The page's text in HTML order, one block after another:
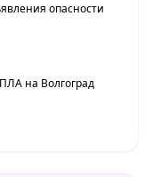
опасности
на Волгоград